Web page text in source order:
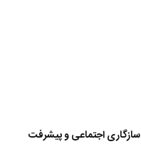
سازگاری اجتماعی و پیشرفت